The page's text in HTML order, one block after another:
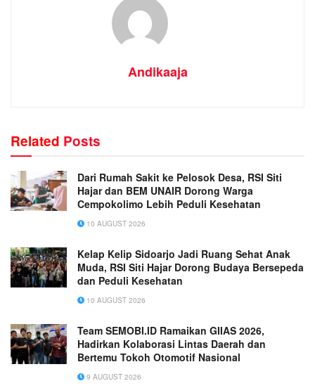
Andikaaja
Related Posts
Dari Rumah Sakit ke Pelosok Desa, RSI Siti
Hajar dan BEM UNAIR Dorong Warga
Cempokolimo Lebih Peduli Kesehatan
10 AUGUST 2026
Kelap Kelip Sidoarjo Jadi Ruang Sehat Anak
Muda, RSI Siti Hajar Dorong Budaya Bersepeda
dan Peduli Kesehatan
10 AUGUST 2026
Team SEMOBI.ID Ramaikan GIIAS 2026,
Hadirkan Kolaborasi Lintas Daerah dan
Bertemu Tokoh Otomotif Nasional
9 AUGUST 2026